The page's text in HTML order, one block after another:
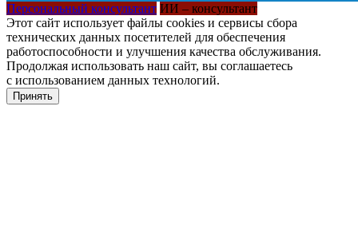
Персональный консультант ИИ – консультант
Этот сайт использует файлы cookies и сервисы сбора
технических данных посетителей для обеспечения
работоспособности и улучшения качества обслуживания.
Продолжая использовать наш сайт, вы соглашаетесь
с использованием данных технологий.
Принять